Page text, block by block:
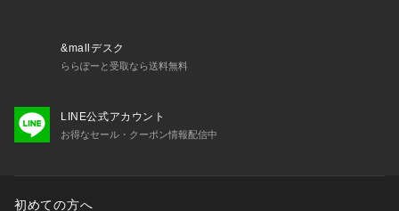
&mallデスク
ららぽーと受取なら送料無料
LINE公式アカウント
お得なセール・クーポン情報配信中
初めての方へ